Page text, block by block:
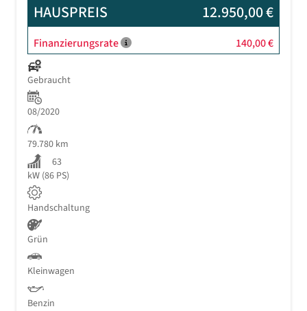
HAUSPREIS 12.950,00 €
Finanzierungsrate 140,00 €
Gebraucht
08/2020
79.780 km
63
kW (86 PS)
Handschaltung
Grün
Kleinwagen
Benzin